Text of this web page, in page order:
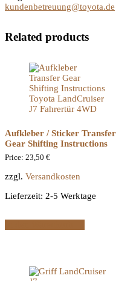
kundenbetreuung@toyota.de
Related products
Aufkleber / Sticker Transfer
Gear Shifting Instructions
Price: 23,50 €
zzgl. Versandkosten
Lieferzeit: 2-5 Werktage